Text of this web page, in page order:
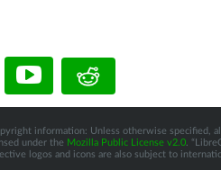
information: Unless otherwise specified,
under the Mozilla Public License v2.0.
logos and icons are also subject to